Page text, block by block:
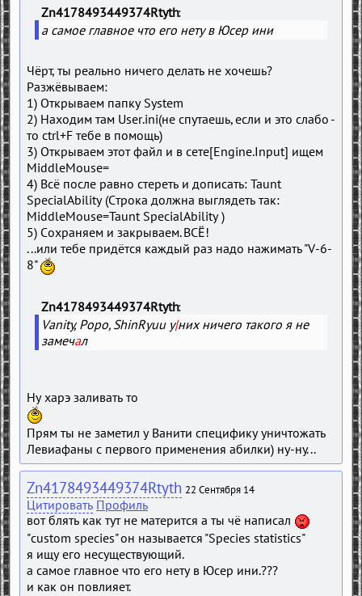
Zn4178493449374Rtyth
а самое главное что его нету в Юсер ини
Чёрт, ты реально ничего делать не хочешь?
Разжёвываем:
1) Открываем папку System
2) Находим там User.ini(не спутаешь, если и это слабо -
то ctrl+F тебе в помощь)
3) Открываем этот файл и в сете[Engine.Input] ищем
MiddleMouse=
4) Всё после равно стереть и дописать: Taunt
SpecialAbility (Строка должна выглядеть так:
MiddleMouse=Taunt SpecialAbility )
5) Сохраняем и закрываем. ВСЁ!
...или тебе придётся каждый раз надо нажимать "V-6-
8"
Zn4178493449374Rtyth
Vanity, Popo, ShinRyuu у|них ничего такого я не
замечал
Ну харэ заливать то
Прям ты не заметил у Ванити специфику уничтожать
Левиафаны с первого применения абилки) ну-ну...
Zn4178493449374Rtyth 22 Сентября 14
Цитировать Профиль
вот блять как тут не матерится а ты чё написал
"custom species" он называется "Species statistics"
я ищу его несуществующий.
а самое главное что его нету в Юсер ини.???
и как он повлияет.